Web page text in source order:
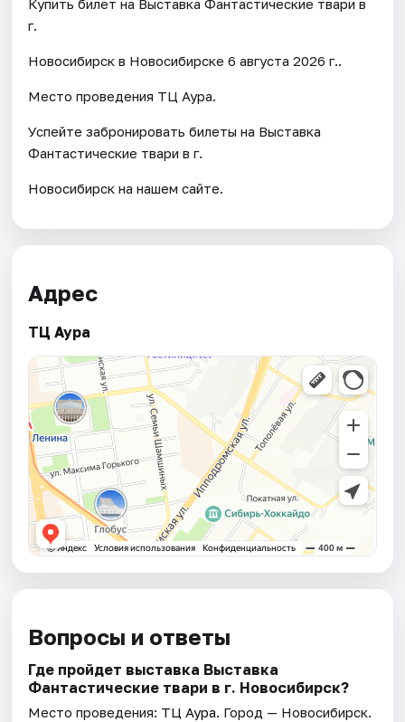
Купить билет на Выставка Фантастические твари в
г.
Новосибирск в Новосибирске 6 августа 2026 г..
Место проведения ТЦ Аура.
Успейте забронировать билеты на Выставка
Фантастические твари в г.
Новосибирск на нашем сайте.
Адрес
ТЦ Аура
Вопросы и ответы
Где пройдет выставка Выставка
Фантастические твари в г. Новосибирск?
Место проведения: ТЦ Аура. Город — Новосибирск.